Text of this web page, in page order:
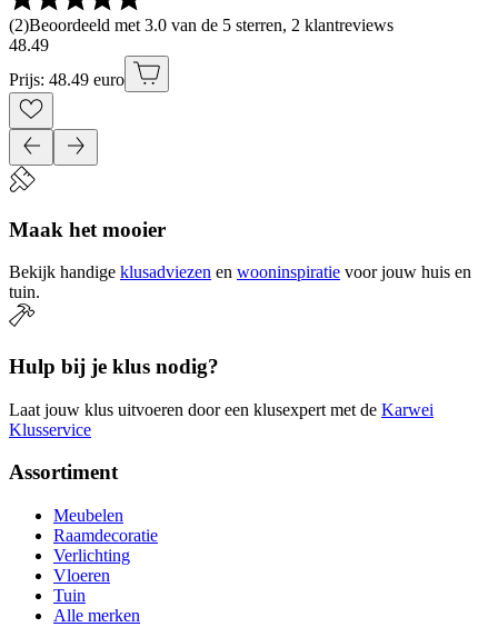
(2)Beoordeeld met 3.0 van de 5 sterren, 2 klantreviews
48.49
Prijs: 48.49 euro
Maak het mooier
Bekijk handige klusadviezen en wooninspiratie voor jouw huis en
tuin.
Hulp bij je klus nodig?
Laat jouw klus uitvoeren door een klusexpert met de Karwei
Klusservice
Assortiment
Meubelen
Raamdecoratie
Verlichting
Vloeren
Tuin
Alle merken